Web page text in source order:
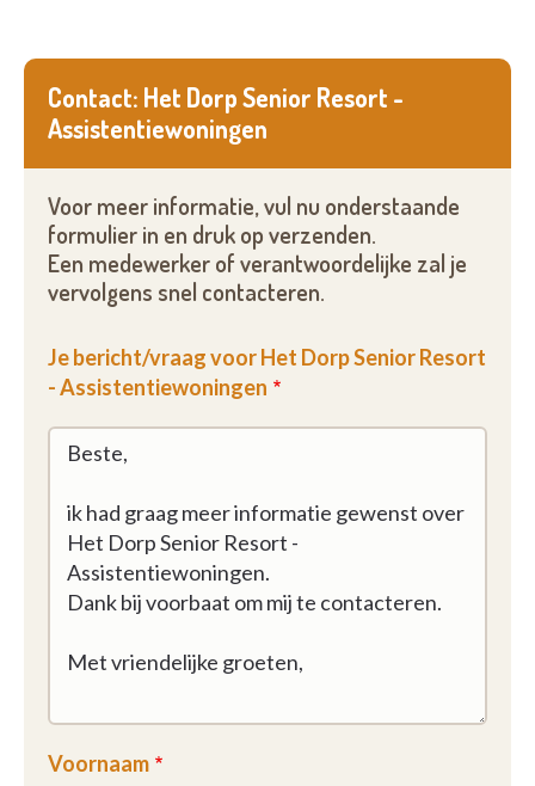
Contact: Het Dorp Senior Resort -
Assistentiewoningen
Voor meer informatie, vul nu onderstaande
formulier in en druk op verzenden.
Een medewerker of verantwoordelijke zal je
vervolgens snel contacteren.
Je bericht/vraag voor Het Dorp Senior Resort
- Assistentiewoningen
Voornaam